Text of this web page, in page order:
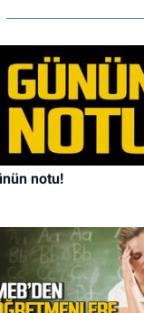
notu!